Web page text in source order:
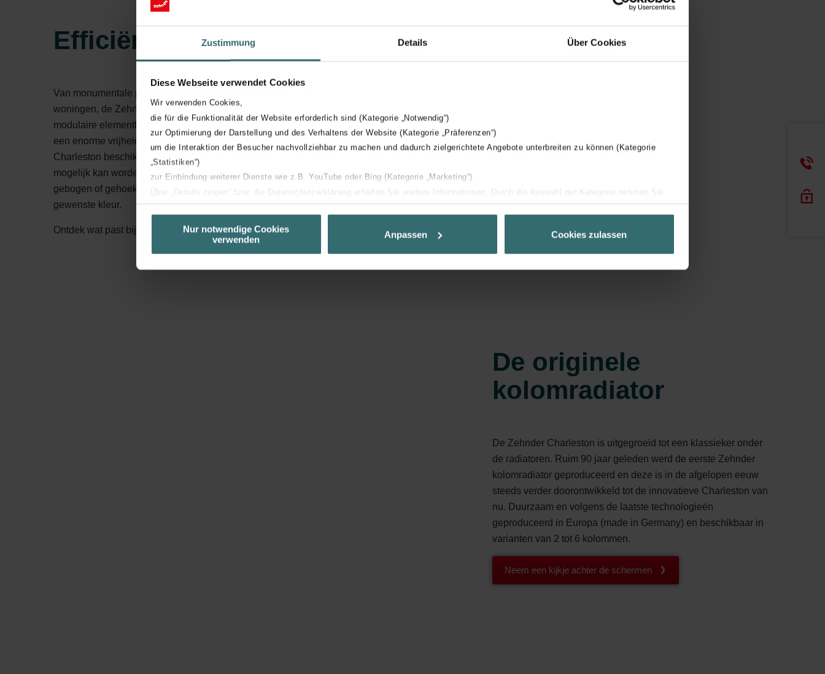
Zustimmung Details Über Cookies
Diese Webseite verwendet Cookies
Wir verwenden Cookies,
die für die Funktionalität der Website erforderlich sind (Kategorie „Notwendig“)
zur Optimierung der Darstellung und des Verhaltens der Website (Kategorie „Präferenzen“)
um die Interaktion der Besucher nachvollziehbar zu machen und dadurch zielgerichtete Angebote unterbreiten zu können (Kategorie
„Statistiken“)
zur Einbindung weiterer Dienste wie z.B. YouTube oder Bing (Kategorie „Marketing“)
Über „Details zeigen“ bzw. die Datenschutzerklärung erhalten Sie weitere Informationen. Durch die Auswahl der Kategorie nehmen Sie
unserer Website verwenden, um Ihnen die bestmögliche Nutzererfahrung zu ermöglichen und Ihnen maßgeschneiderte Informationen
basierend auf Ihren Interessen zur Verfügung zu stellen. Alle Einwilligungen können Sie selbstverständlich über einen Link in der
Datenschutzerklärung widerrufen.
Zehnder Group İç Mekan İklimlendirme Sanayi ve Ticaret Limitet Şirketi: Web Sitesi Çerezleri
Nur notwendige Cookies
verwenden
Anpassen Cookies zulassen
Efficiënte allrounder
Van monumentale panden, tot kantoren, openbare gebouwen en
woningen, de Zehnder Charleston past in ieder type project. De
modulaire elementbouwwijze van deze kolomradiator zorgt voor
een enorme vrijheid in design waardoor er altijd een geschikte
Charleston beschikbaar is en de beschikbare ruimte zo efficiënt
mogelijk kan worden benut. Horizontaal verticaal, recht,
gebogen of gehoekt, het kan allemaal en ook nog in iedere
gewenste kleur.
Ontdek wat past bij jouw project
De originele
kolomradiator
De Zehnder Charleston is uitgegroeid tot een klassieker onder
de radiatoren. Ruim 90 jaar geleden werd de eerste Zehnder
kolomradiator geproduceerd en deze is in de afgelopen eeuw
steeds verder doorontwikkeld tot de innovatieve Charleston van
nu. Duurzaam en volgens de laatste technologieën
geproduceerd in Europa (made in Germany) en beschikbaar in
varianten van 2 tot 6 kolommen.
Neem een kijkje achter de schermen